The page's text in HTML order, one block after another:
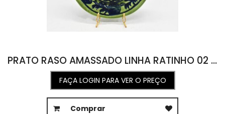
PRATO RASO AMASSADO LINHA RATINHO 02 28,5D X 1,5A
FAÇA LOGIN PARA VER O PREÇO
Comprar